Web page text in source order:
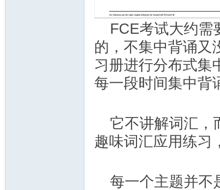
FCE考试大约需
的，不集中背诵又
习册进行分布式集
每一段时间集中背
它不讲解词汇，
趣味词汇应用练习
每一个主题并不